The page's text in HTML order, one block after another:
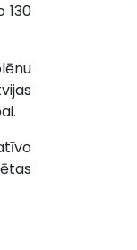
130